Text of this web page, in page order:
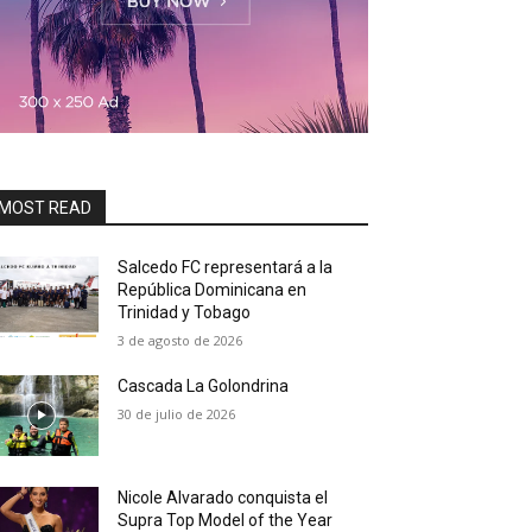
READ
Salcedo FC representará a la
República Dominicana en
Trinidad y Tobago
3 de agosto de 2026
Cascada La Golondrina
30 de julio de 2026
Nicole Alvarado conquista el
Supra Top Model of the Year